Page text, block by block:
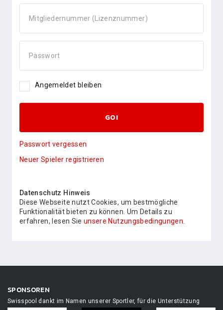
Mitgliedernummer (Lizenznummer)
Passwort
Angemeldet bleiben
GO!
Passwort vergessen
Neuer Spieler registrieren
Datenschutz Hinweis
Diese Webseite nutzt Cookies, um bestmögliche
Funktionalität bieten zu können. Um Details zu
erfahren, lesen Sie unsere Nutzungsbedingungen.
SPONSOREN
Swisspool dankt im Namen unserer Sportler, für die Unterstützung